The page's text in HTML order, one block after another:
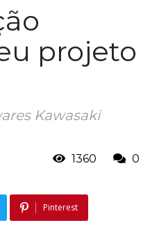
projeto
Kawasaki
1360 0
Pinterest